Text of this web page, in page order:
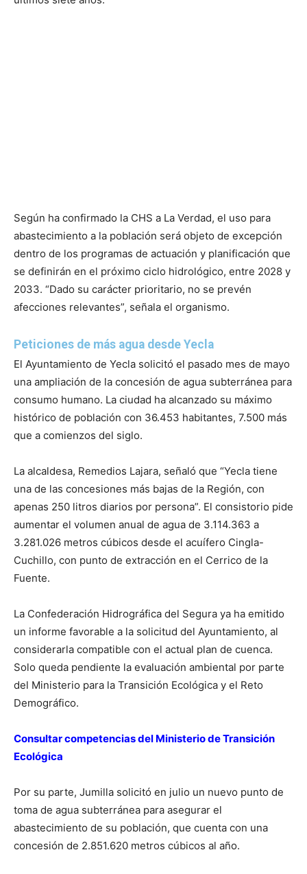
Según ha confirmado la CHS a La Verdad, el uso para
abastecimiento a la población será objeto de excepción
dentro de los programas de actuación y planificación que
se definirán en el próximo ciclo hidrológico, entre 2028 y
2033. “Dado su carácter prioritario, no se prevén
afecciones relevantes”, señala el organismo.
Peticiones de más agua desde Yecla
El Ayuntamiento de Yecla solicitó el pasado mes de mayo
una ampliación de la concesión de agua subterránea para
consumo humano. La ciudad ha alcanzado su máximo
histórico de población con 36.453 habitantes, 7.500 más
que a comienzos del siglo.
La alcaldesa, Remedios Lajara, señaló que “Yecla tiene
una de las concesiones más bajas de la Región, con
apenas 250 litros diarios por persona”. El consistorio pide
aumentar el volumen anual de agua de 3.114.363 a
3.281.026 metros cúbicos desde el acuífero Cingla-
Cuchillo, con punto de extracción en el Cerrico de la
Fuente.
La Confederación Hidrográfica del Segura ya ha emitido
un informe favorable a la solicitud del Ayuntamiento, al
considerarla compatible con el actual plan de cuenca.
Solo queda pendiente la evaluación ambiental por parte
del Ministerio para la Transición Ecológica y el Reto
Demográfico.
Consultar competencias del Ministerio de Transición
Ecológica
Por su parte, Jumilla solicitó en julio un nuevo punto de
toma de agua subterránea para asegurar el
abastecimiento de su población, que cuenta con una
concesión de 2.851.620 metros cúbicos al año.